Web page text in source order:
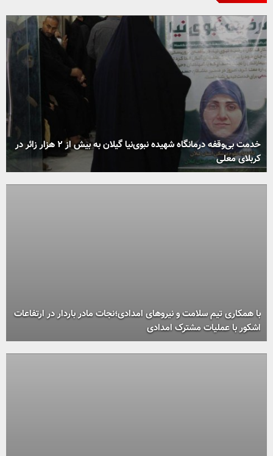
خدمت بی‌وقفه درمانگاه شهیده نبوی‌نیا گیلان به بیش از ۲ هزار زائر در
کربلای معلی
با همکاری تیم سلامت و نیروهای امدادی؛نجات مادر باردار در ارتفاعات
اشکور با عملیات مشترک امدادی